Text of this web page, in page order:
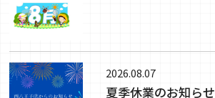
2026.08.07
夏季休業のお知らせ